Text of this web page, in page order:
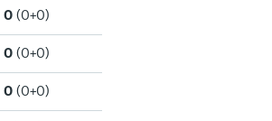
0 (0+0)
0 (0+0)
0 (0+0)